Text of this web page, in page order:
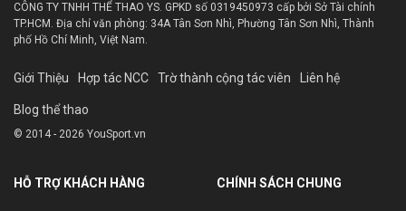
CÔNG TY TNHH THỂ THAO YS. GPKD số 0319450973 cấp bởi Sở Tài chính
TP.HCM. Địa chỉ văn phòng: 34A Tân Sơn Nhì, Phường Tân Sơn Nhì, Thành
phố Hồ Chí Minh, Việt Nam.
Giới Thiệu Hợp tác NCC Trờ thành cộng tác viên Liên hệ
Blog thể thao
© 2014 - 2026 YouSport.vn
HỖ TRỢ KHÁCH HÀNG CHÍNH SÁCH CHUNG